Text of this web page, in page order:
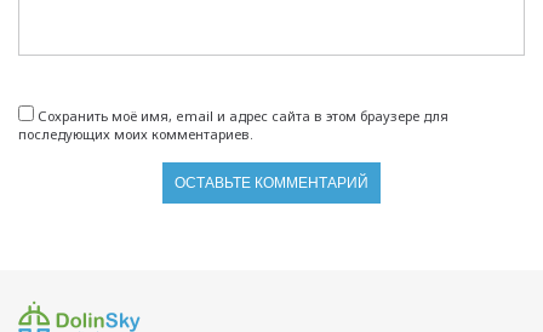
Сохранить моё имя, email и адрес сайта в этом браузере для
последующих моих комментариев.